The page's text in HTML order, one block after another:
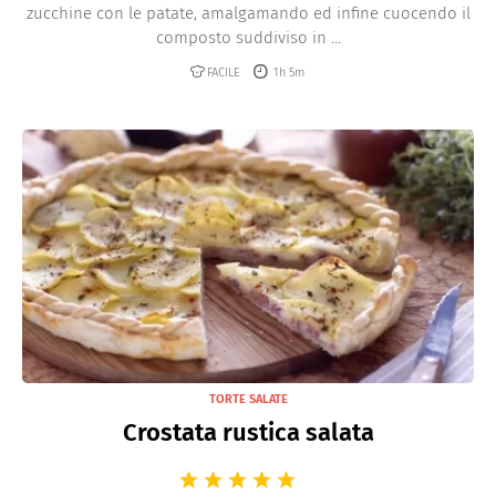
zucchine con le patate, amalgamando ed infine cuocendo il
composto suddiviso in ...
FACILE 1h 5m
TORTE SALATE
Crostata rustica salata